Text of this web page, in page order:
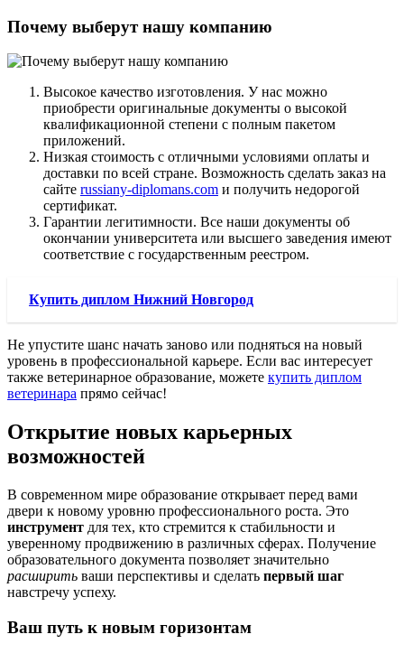
Почему выберут нашу компанию
Высокое качество изготовления. У нас можно
приобрести оригинальные документы о высокой
квалификационной степени с полным пакетом
приложений.
Низкая стоимость с отличными условиями оплаты и
доставки по всей стране. Возможность сделать заказ на
сайте russiany-diplomans.com и получить недорогой
сертификат.
Гарантии легитимности. Все наши документы об
окончании университета или высшего заведения имеют
соответствие с государственным реестром.
Купить диплом Нижний Новгород
Не упустите шанс начать заново или подняться на новый
уровень в профессиональной карьере. Если вас интересует
также ветеринарное образование, можете купить диплом
ветеринара прямо сейчас!
Открытие новых карьерных
возможностей
В современном мире образование открывает перед вами
двери к новому уровню профессионального роста. Это
инструмент для тех, кто стремится к стабильности и
уверенному продвижению в различных сферах. Получение
образовательного документа позволяет значительно
расширить ваши перспективы и сделать первый шаг
навстречу успеху.
Ваш путь к новым горизонтам